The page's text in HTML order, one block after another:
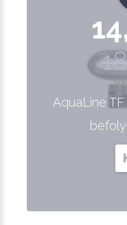
AquaLine